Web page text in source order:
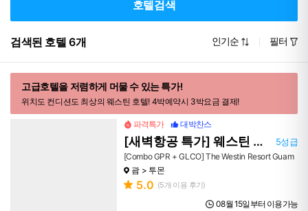
호텔검색
검색된 호텔 6개 인기순 필터
고급호텔을 저렴하게 머물 수 있는 특가!
위치도 컨디션도 최상의 웨스틴 호텔! 4박예약시 3박요금 결제!
파격특가 대박찬스
[새벽항공 특가] 웨스틴 리조트 5성급
[Combo GPR + GLCO] The Westin Resort Guam
괌
투몬
5.0 (5개 이용 후기)
08월 15일부터 이용가능